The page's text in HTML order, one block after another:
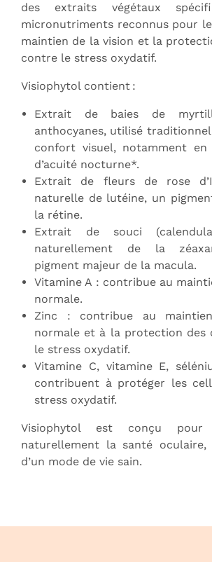
des extraits végétaux
micronutriments reconnus pour
maintien de la vision et la
contre le stress oxydatif.
Visiophytol contient :
Extrait de baies de
anthocyanes, utilisé
confort visuel, notamment en
d’acuité nocturne*.
Extrait de fleurs de rose
naturelle de lutéine, un
la rétine.
Extrait de souci
naturellement de la
pigment majeur de la macula.
Vitamine A : contribue au
normale.
Zinc : contribue au
normale et à la protection des
le stress oxydatif.
Vitamine C, vitamine E,
contribuent à protéger les
stress oxydatif.
Visiophytol est conçu pour
naturellement la santé
d’un mode de vie sain.